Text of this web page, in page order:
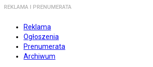
REKLAMA I PRENUMERATA
Reklama
Ogłoszenia
Prenumerata
Archiwum